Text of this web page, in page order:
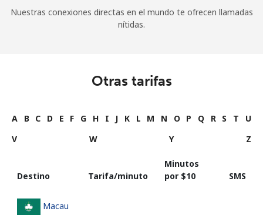
Nuestras conexiones directas en el mundo te ofrecen llamadas
nítidas.
Otras tarifas
A B C D E F G H I J K L M N O P Q R S T
U
V
W Y Z
Destino Tarifa/minuto
Minutos
por ⁦$10⁩
SMS
Macau